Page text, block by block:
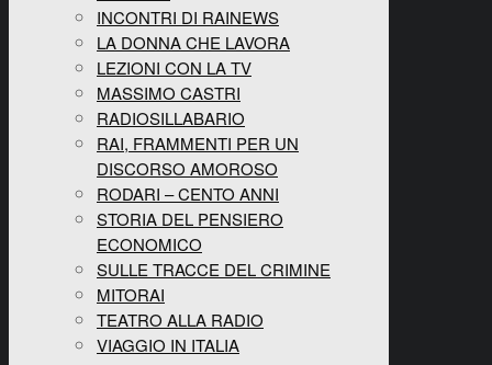
INCONTRI DI RAINEWS
LA DONNA CHE LAVORA
LEZIONI CON LA TV
MASSIMO CASTRI
RADIOSILLABARIO
RAI, FRAMMENTI PER UN
DISCORSO AMOROSO
RODARI – CENTO ANNI
STORIA DEL PENSIERO
ECONOMICO
SULLE TRACCE DEL CRIMINE
MITORAI
TEATRO ALLA RADIO
VIAGGIO IN ITALIA